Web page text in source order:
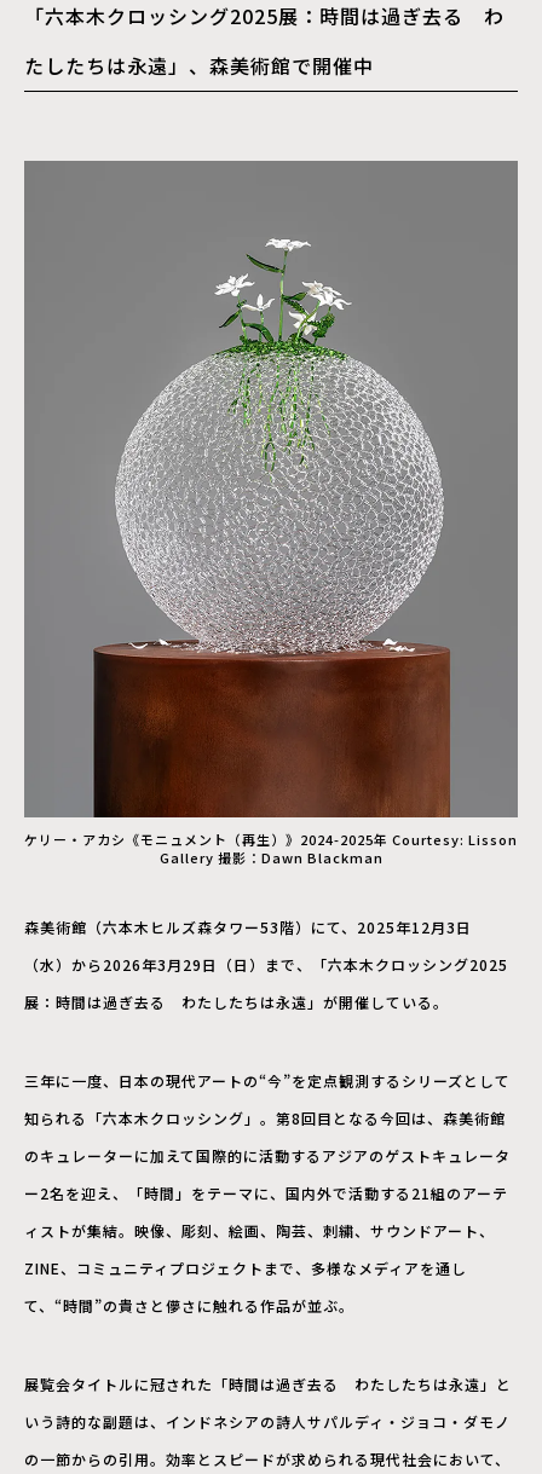
「六本木クロッシング2025展：時間は過ぎ去る わ
たしたちは永遠」、森美術館で開催中
ケリー・アカシ《モニュメント（再生）》2024-2025年 Courtesy: Lisson
Gallery 撮影：Dawn Blackman
森美術館（六本木ヒルズ森タワー53階）にて、2025年12月3日
（水）から2026年3月29日（日）まで、「六本木クロッシング2025
展：時間は過ぎ去る わたしたちは永遠」が開催している。
三年に一度、日本の現代アートの“今”を定点観測するシリーズとして
知られる「六本木クロッシング」。第8回目となる今回は、森美術館
のキュレーターに加えて国際的に活動するアジアのゲストキュレータ
ー2名を迎え、「時間」をテーマに、国内外で活動する21組のアーテ
ィストが集結。映像、彫刻、絵画、陶芸、刺繍、サウンドアート、
ZINE、コミュニティプロジェクトまで、多様なメディアを通し
て、“時間”の貴さと儚さに触れる作品が並ぶ。
展覧会タイトルに冠された「時間は過ぎ去る わたしたちは永遠」と
いう詩的な副題は、インドネシアの詩人サパルディ・ジョコ・ダモノ
の一節からの引用。効率とスピードが求められる現代社会において、